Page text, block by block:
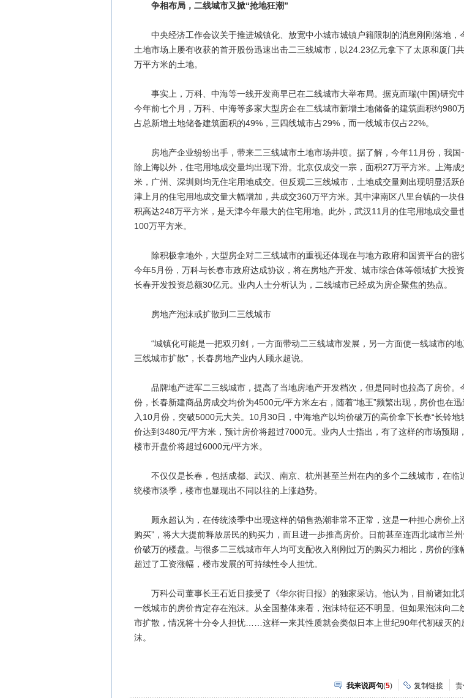
争相布局，二线城市又掀“抢地狂潮”
中央经济工作会议关于推进城镇化、放宽中小城市城镇户籍限制的消息刚刚落地，
土地市场上屡有收获的首开股份迅速出击二三线城市，以24.23亿元拿下了太原和厦门
万平方米的土地。
事实上，万科、中海等一线开发商早已在二线城市大举布局。据克而瑞(中国)研究中
今年前七个月，万科、中海等多家大型房企在二线城市新增土地储备的建筑面积约980
占总新增土地储备建筑面积的49%，三四线城市占29%，而一线城市仅占22%。
房地产企业纷纷出手，带来二三线城市土地市场井喷。据了解，今年11月份，我国
除上海以外，住宅用地成交量均出现下滑。北京仅成交一宗，面积27万平方米。上海成
米，广州、深圳则均无住宅用地成交。但反观二三线城市，土地成交量则出现明显活跃
津上月的住宅用地成交量大幅增加，共成交360万平方米。其中津南区八里台镇的一块
积高达248万平方米，是天津今年最大的住宅用地。此外，武汉11月的住宅用地成交量
100万平方米。
除积极拿地外，大型房企对二三线城市的重视还体现在与地方政府和国资平台的密
今年5月份，万科与长春市政府达成协议，将在房地产开发、城市综合体等领域扩大投
长春开发投资总额30亿元。业内人士分析认为，二线城市已经成为房企聚焦的热点。
房地产泡沫或扩散到二三线城市
“城镇化可能是一把双刃剑，一方面带动二三线城市发展，另一方面使一线城市的地
三线城市扩散”，长春房地产业内人顾永超说。
品牌地产进军二三线城市，提高了当地房地产开发档次，但是同时也拉高了房价。
份，长春新建商品房成交均价为4500元/平方米左右，随着“地王”频繁出现，房价也在
入10月份，突破5000元大关。10月30日，中海地产以均价破万的高价拿下长春“长铃地
价达到3480元/平方米，预计房价将超过7000元。业内人士指出，有了这样的市场预期
楼市开盘价将超过6000元/平方米。
不仅仅是长春，包括成都、武汉、南京、杭州甚至兰州在内的多个二线城市，在临
统楼市淡季，楼市也显现出不同以往的上涨趋势。
顾永超认为，在传统淡季中出现这样的销售热潮非常不正常，这是一种担心房价上
购买”，将大大提前释放居民的购买力，而且进一步推高房价。日前甚至连西北城市兰
价破万的楼盘。与很多二三线城市年人均可支配收入刚刚过万的购买力相比，房价的涨
超过了工资涨幅，楼市发展的可持续性令人担忧。
万科公司董事长王石近日接受了《华尔街日报》的独家采访。他认为，目前诸如北
一线城市的房价肯定存在泡沫。从全国整体来看，泡沫特征还不明显。但如果泡沫向二
市扩散，情况将十分令人担忧……这样一来其性质就会类似日本上世纪90年代初破灭的
沫。
我来说两句(5) 复制链接